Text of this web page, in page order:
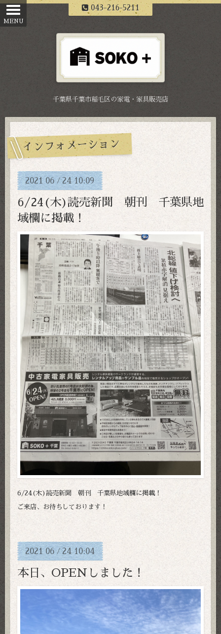
043-216-5211
千葉県千葉市稲毛区の家電・家具販売店
インフォメーション
2021 06 /24 10:09
6/24(木)読売新聞 朝刊 千葉県地
域欄に掲載！
6/24(木)読売新聞 朝刊 千葉県地域欄に掲載！
ご来店、お待ちしております！
2021 06/24 10:04
本日、OPENしました！